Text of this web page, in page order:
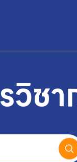
วิชา